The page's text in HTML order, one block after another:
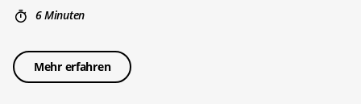
6 Minuten
Mehr erfahren